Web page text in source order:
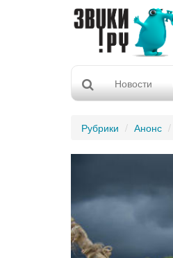
Новости
Рубрики Анонс